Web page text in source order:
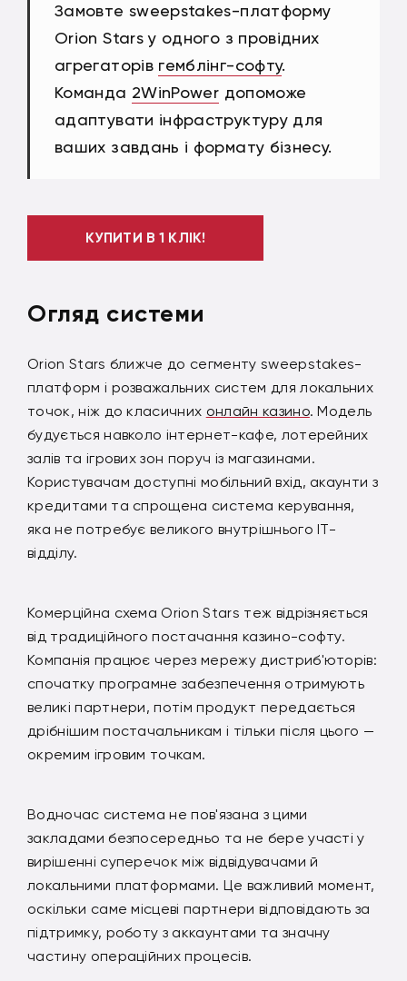
Замовте sweepstakes-платформу
Orion Stars у одного з провідних
агрегаторів гемблінг-софту.
Команда 2WinPower допоможе
адаптувати інфраструктуру для
ваших завдань і формату бізнесу.
КУПИТИ В 1 КЛІК!
Огляд системи
Orion Stars ближче до сегменту sweepstakes-
платформ і розважальних систем для локальних
точок, ніж до класичних онлайн казино. Модель
будується навколо інтернет-кафе, лотерейних
залів та ігрових зон поруч із магазинами.
Користувачам доступні мобільний вхід, акаунти з
кредитами та спрощена система керування,
яка не потребує великого внутрішнього IT-
відділу.
Комерційна схема Orion Stars теж відрізняється
від традиційного постачання казино-софту.
Компанія працює через мережу дистриб'юторів:
спочатку програмне забезпечення отримують
великі партнери, потім продукт передається
дрібнішим постачальникам і тільки після цього —
окремим ігровим точкам.
Водночас система не пов'язана з цими
закладами безпосередньо та не бере участі у
вирішенні суперечок між відвідувачами й
локальними платформами. Це важливий момент,
оскільки саме місцеві партнери відповідають за
підтримку, роботу з аккаунтами та значну
частину операційних процесів.